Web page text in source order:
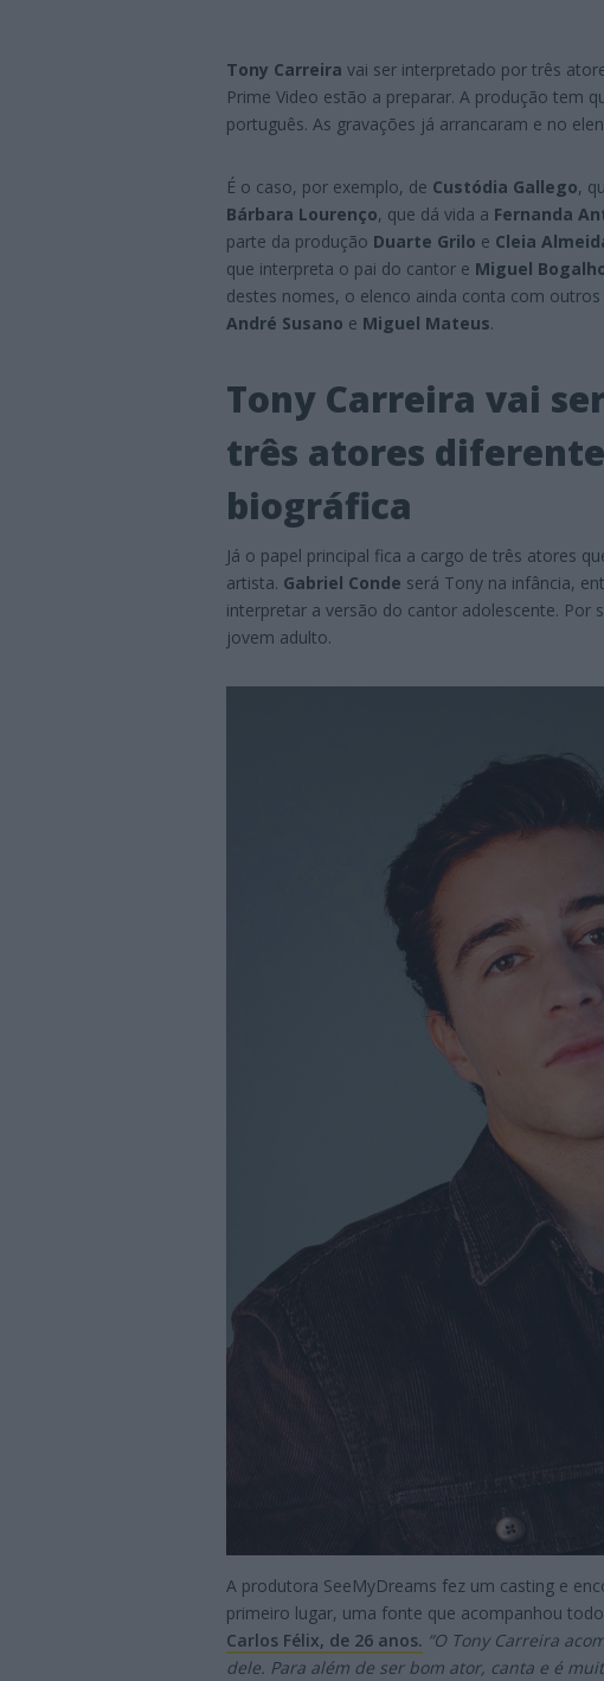
Tony Carreira vai ser interpretado por três
Prime Video estão a preparar. A produção tem
português. As gravações já arrancaram e no
É o caso, por exemplo, de Custódia Gallego,
Bárbara Lourenço, que dá vida a Fernanda
parte da produção Duarte Grilo e Cleia
que interpreta o pai do cantor e Miguel
destes nomes, o elenco ainda conta com
André Susano e Miguel Mateus.
Tony Carreira vai
três atores
biográfica
Já o papel principal fica a cargo de três atores
artista. Gabriel Conde será Tony na infância,
interpretar a versão do cantor adolescente. Por
jovem adulto.
A produtora SeeMyDreams fez um casting e
primeiro lugar, uma fonte que acompanhou
Carlos Félix, de 26 anos. “O Tony Carreira
dele. Para além de ser bom ator, canta e é